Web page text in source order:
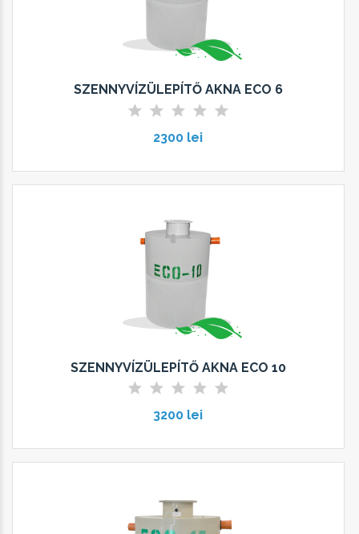
SZENNYVÍZÜLEPÍTŐ AKNA ECO 6
2300 lei
SZENNYVÍZÜLEPÍTŐ AKNA ECO 10
3200 lei